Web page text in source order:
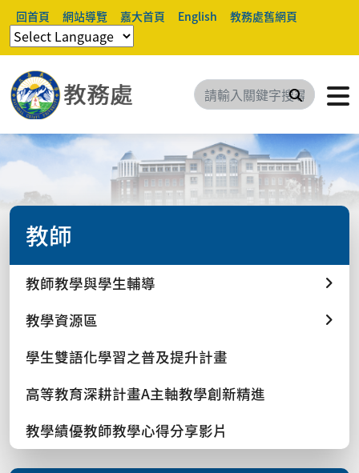
回首頁 網站導覽 嘉大首頁 English 教務處舊網頁
搜尋
教師
教師教學與學生輔導
教學資源區
學生雙語化學習之普及提升計畫
高等教育深耕計畫A主軸教學創新精進
教學績優教師教學心得分享影片